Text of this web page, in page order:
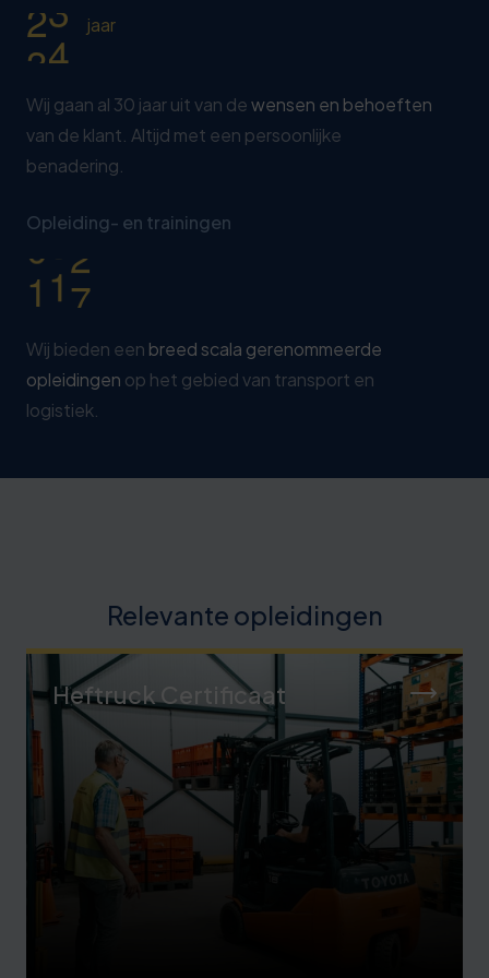
39
0
jaar
Wij gaan al 30 jaar uit van dewensen en behoeften
van de klant. Altijd met een persoonlijke
benadering.
Opleiding- en trainingen
0
1
8
9
0
1
2
3
4
7
2
8
3
8
3
8
Wij bieden een breed scala gerenommeerde
opleidingen op het gebied van transport en
logistiek.
Relevante opleidingen
Heftruck Certificaat